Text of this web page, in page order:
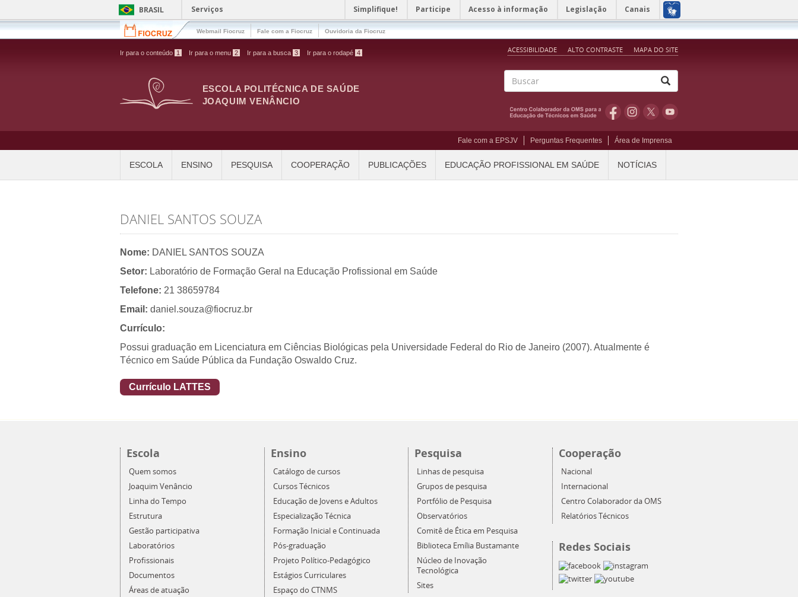
Pular para o conteúdo principal BRASIL Serviços Simplifique! Participe Acesso à informação Legislação Canais
Webmail Fiocruz Fale com a Fiocruz Ouvidoria da Fiocruz
Ir para o conteúdo 1 Ir para o menu 2 Ir para a busca 3 Ir para o rodapé 4 ACESSIBILIDADE ALTO CONTRASTE MAPA DO SITE
ESCOLA POLITÉCNICA DE SAÚDE
JOAQUIM VENÂNCIO
Fale com a EPSJV Perguntas Frequentes Área de Imprensa
ESCOLA ENSINO PESQUISA COOPERAÇÃO PUBLICAÇÕES EDUCAÇÃO PROFISSIONAL EM SAÚDE NOTÍCIAS
DANIEL SANTOS SOUZA
Nome: DANIEL SANTOS SOUZA
Setor: Laboratório de Formação Geral na Educação Profissional em Saúde
Telefone: 21 38659784
Email: daniel.souza@fiocruz.br
Currículo:
Possui graduação em Licenciatura em Ciências Biológicas pela Universidade Federal do Rio de Janeiro (2007). Atualmente é
Técnico em Saúde Pública da Fundação Oswaldo Cruz.
Currículo LATTES
Escola
Quem somos
Joaquim Venâncio
Linha do Tempo
Estrutura
Gestão participativa
Laboratórios
Profissionais
Documentos
Áreas de atuação
Ensino
Catálogo de cursos
Cursos Técnicos
Educação de Jovens e Adultos
Especialização Técnica
Formação Inicial e Continuada
Pós-graduação
Projeto Político-Pedagógico
Estágios Curriculares
Espaço do CTNMS
Pesquisa
Linhas de pesquisa
Grupos de pesquisa
Portfólio de Pesquisa
Observatórios
Comitê de Ética em Pesquisa
Biblioteca Emília Bustamante
Núcleo de Inovação
Tecnológica
Sites
Cooperação
Nacional
Internacional
Centro Colaborador da OMS
Relatórios Técnicos
Redes Sociais